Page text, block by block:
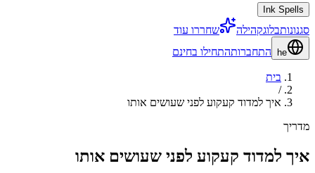
Ink Spells
סגנונותבלוגקהילה שחררו עוד
he התחברותהתחילו בחינם
בית
/
איך למדוד קעקוע לפני שעושים אותו
מדריך
איך למדוד קעקוע לפני שעושים אותו